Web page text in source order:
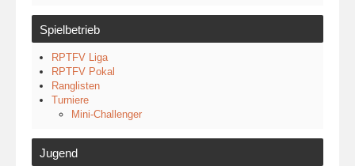
Spielbetrieb
RPTFV Liga
RPTFV Pokal
Ranglisten
Turniere
Mini-Challenger
Jugend